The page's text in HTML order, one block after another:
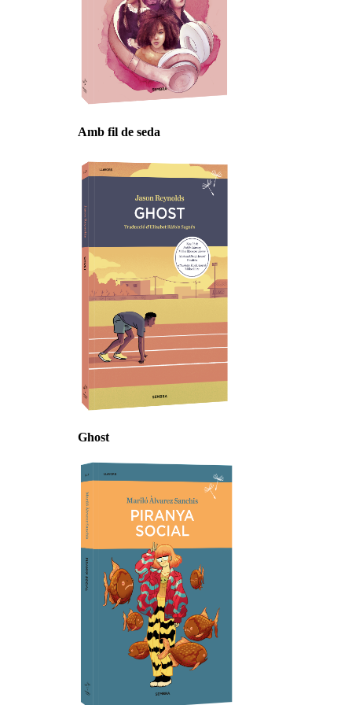
Amb fil de seda
Ghost